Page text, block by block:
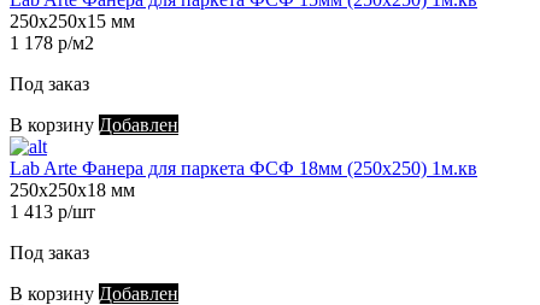
250х250х15 мм
1 178 р/м2
Под заказ
В корзину Добавлен
Lab Arte Фанера для паркета ФСФ 18мм (250х250) 1м.кв
250х250х18 мм
1 413 р/шт
Под заказ
В корзину Добавлен